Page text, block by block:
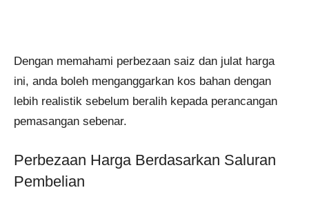
Dengan memahami perbezaan saiz dan julat harga
ini, anda boleh menganggarkan kos bahan dengan
lebih realistik sebelum beralih kepada perancangan
pemasangan sebenar.
Perbezaan Harga Berdasarkan Saluran
Pembelian